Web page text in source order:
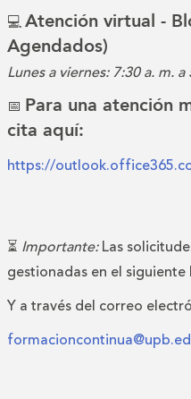
💻Atención virtual -
Agendados)
Lunes a viernes: 7:30 a. m.
📅 Para una atención
cita aquí:
https://
⏳ Importante:Las
gestionadas en el
Y a través del correo